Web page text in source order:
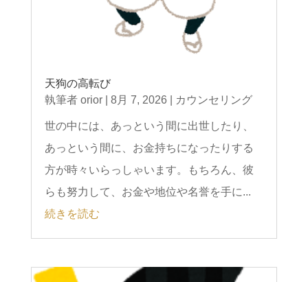
天狗の高転び
執筆者 orior| 8月 7, 2026 カウンセリング
世の中には、あっという間に出世したり、
あっという間に、お金持ちになったりする
方が時々いらっしゃいます。もちろん、彼
らも努力して、お金や地位や名誉を手に...
続きを読む